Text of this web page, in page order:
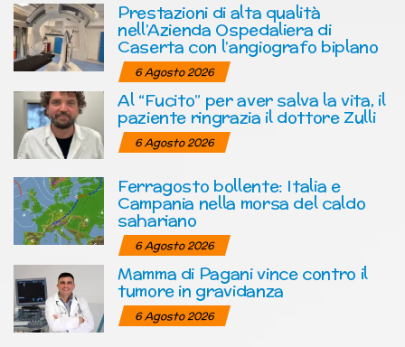
Prestazioni di alta qualità
nell’Azienda Ospedaliera di
Caserta con l’angiografo biplano
6 Agosto 2026
Al “Fucito” per aver salva la vita, il
paziente ringrazia il dottore Zulli
6 Agosto 2026
Ferragosto bollente: Italia e
Campania nella morsa del caldo
sahariano
6 Agosto 2026
Mamma di Pagani vince contro il
tumore in gravidanza
6 Agosto 2026